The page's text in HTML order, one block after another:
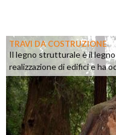
TRAVI DA COSTRUZIONE
Il legno strutturale è il
realizzazione di edifici e ha